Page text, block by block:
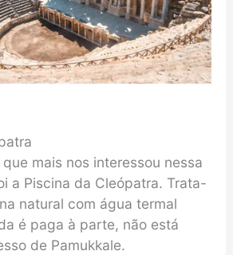
mais nos interessou nessa
a Piscina da Cleópatra. Trata-
natural com água termal
é paga à parte, não está
de Pamukkale.